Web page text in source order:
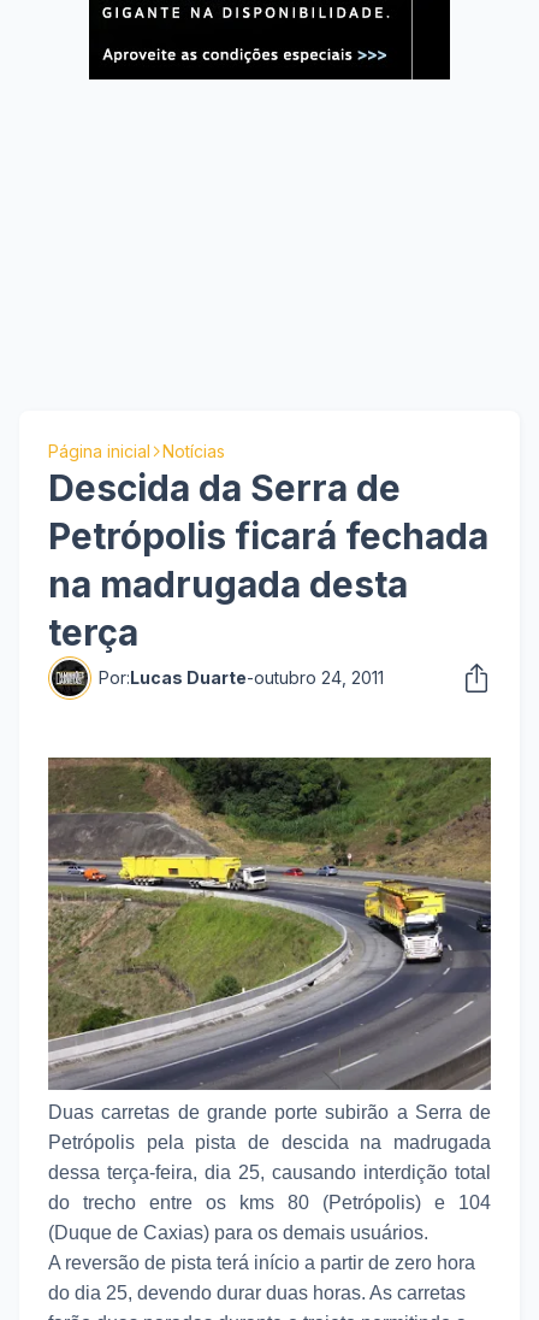
Página inicial Notícias
Descida da Serra de
Petrópolis ficará fechada
na madrugada desta
terça
Por:Lucas Duarte-outubro 24, 2011
Duas carretas de grande porte subirão a Serra de
Petrópolis pela pista de descida na madrugada
dessa terça-feira, dia 25, causando interdição total
do trecho entre os kms 80 (Petrópolis) e 104
(Duque de Caxias) para os demais usuários.
A reversão de pista terá início a partir de zero hora
do dia 25, devendo durar duas horas. As carretas